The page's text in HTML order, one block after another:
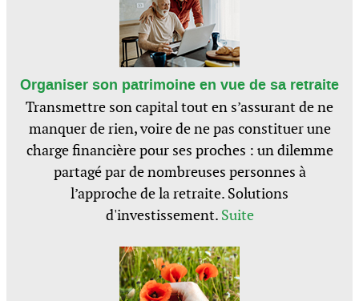
Organiser son patrimoine en vue de sa retraite
Transmettre son capital tout en s’assurant de ne
manquer de rien, voire de ne pas constituer une
charge financière pour ses proches : un dilemme
partagé par de nombreuses personnes à
l’approche de la retraite. Solutions
d'investissement. Suite